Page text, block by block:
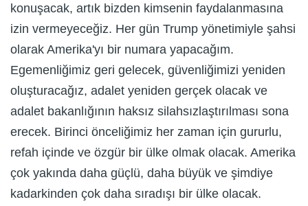
konuşacak, artık bizden kimsenin faydalanmasına
izin vermeyeceğiz. Her gün Trump yönetimiyle şahsi
olarak Amerika'yı bir numara yapacağım.
Egemenliğimiz geri gelecek, güvenliğimizi yeniden
oluşturacağız, adalet yeniden gerçek olacak ve
adalet bakanlığının haksız silahsızlaştırılması sona
erecek. Birinci önceliğimiz her zaman için gururlu,
refah içinde ve özgür bir ülke olmak olacak. Amerika
çok yakında daha güçlü, daha büyük ve şimdiye
kadarkinden çok daha sıradışı bir ülke olacak.